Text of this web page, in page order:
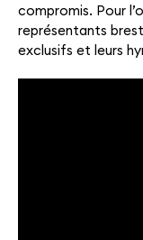
compromis. Pour
représentants
exclusifs et leurs